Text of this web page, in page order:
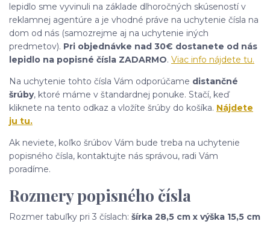
lepidlo sme vyvinuli na základe dlhoročných skúseností v
reklamnej agentúre a je vhodné práve na uchytenie čísla na
dom od nás (samozrejme aj na uchytenie iných
predmetov). Pri objednávke nad 30€ dostanete od nás
lepidlo na popisné čísla ZADARMO. Viac info nájdete tu.
Na uchytenie tohto čísla Vám odporúčame distančné
šrúby, ktoré máme v štandardnej ponuke. Stačí, keď
kliknete na tento odkaz a vložíte šrúby do košíka. Nájdete
ju tu.
Ak neviete, koľko šrúbov Vám bude treba na uchytenie
popisného čísla, kontaktujte nás správou, radi Vám
poradíme.
Rozmery popisného čísla
Rozmer tabuľky pri 3 číslach: šírka 28,5 cm x výška 15,5 cm